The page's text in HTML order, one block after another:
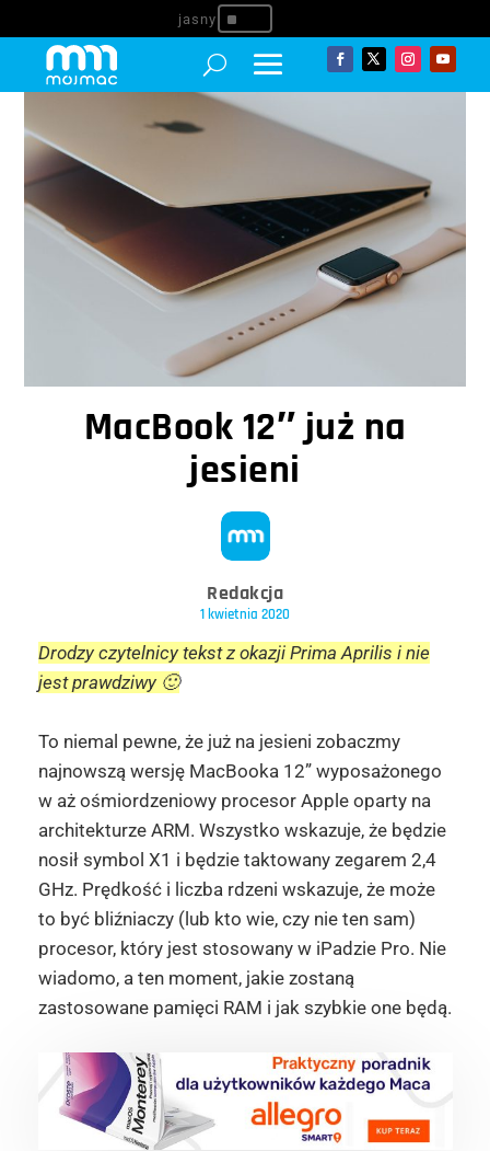
^
MacBook 12″ już na
jesieni
Redakcja
1 kwietnia 2020
Drodzy czytelnicy tekst z okazji Prima Aprilis i nie
jest prawdziwy 🙂
To niemal pewne, że już na jesieni zobaczmy
najnowszą wersję MacBooka 12” wyposażonego
w aż ośmiordzeniowy procesor Apple oparty na
architekturze ARM. Wszystko wskazuje, że będzie
nosił symbol X1 i będzie taktowany zegarem 2,4
GHz. Prędkość i liczba rdzeni wskazuje, że może
to być bliźniaczy (lub kto wie, czy nie ten sam)
procesor, który jest stosowany w iPadzie Pro. Nie
wiadomo, a ten moment, jakie zostaną
zastosowane pamięci RAM i jak szybkie one będą.